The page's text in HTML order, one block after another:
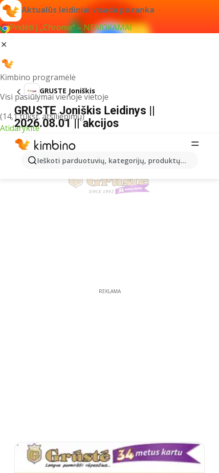
Aktualūs leidiniai visada po ranka
Pridėti į „Chrome“ – NEMOKAMAI
Kimbino programėlė
Visi pasiūlymai vienoje vietoje
(14,1 tūkst. atsiliepimų)
Atidarykite
Ieškoti parduotuvių, kategorijų, produktų...
GRUSTE Joniškis
GRUSTE Joniškis Leidinys ||
2026.08.01 || akcijos
REKLAMA